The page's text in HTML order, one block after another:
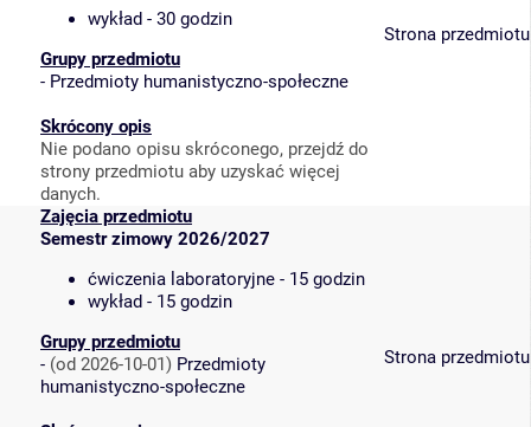
wykład - 30 godzin
Grupy przedmiotu
- Przedmioty humanistyczno-społeczne
Skrócony opis
Nie podano opisu skróconego, przejdź do
strony przedmiotu aby uzyskać więcej
danych.
Strona przedmiotu
Zajęcia przedmiotu
Semestr zimowy 2026/2027
ćwiczenia laboratoryjne - 15 godzin
wykład - 15 godzin
Grupy przedmiotu
- (od 2026-10-01) Przedmioty
humanistyczno-społeczne
Strona przedmiotu